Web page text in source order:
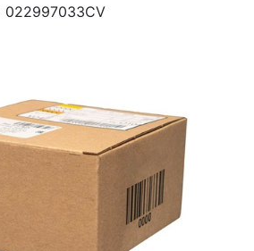
022997033CV